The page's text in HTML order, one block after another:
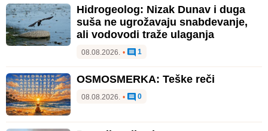
Hidrogeolog: Nizak Dunav i duga
suša ne ugrožavaju snabdevanje,
ali vodovodi traže ulaganja
08.08.2026. • 1
OSMOSMERKA: Teške reči
08.08.2026. • 0